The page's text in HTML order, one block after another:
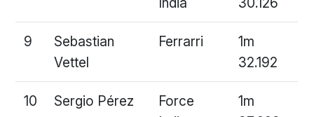
9
Sebastian
Vettel
Ferrarri
1m
32.192
10 Sergio Pérez
Force
1m